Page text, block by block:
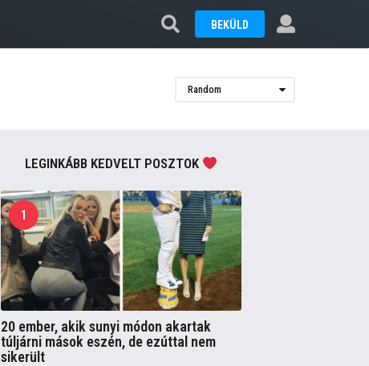
BEKÜLD
Random
LEGINKÁBB KEDVELT POSZTOK
1
20 ember, akik sunyi módon akartak
túljárni mások eszén, de ezúttal nem
sikerült